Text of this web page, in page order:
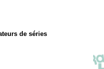
de séries